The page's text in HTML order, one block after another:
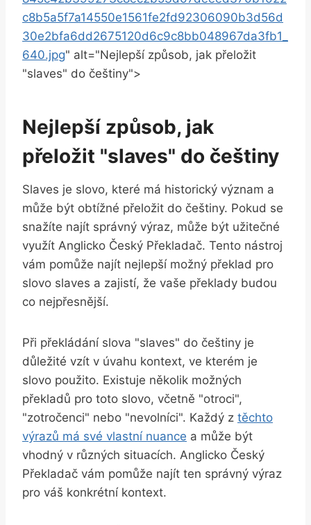
c8b5a5f7a14550e1561fe2fd92306090b3d56d
30e2bfa6dd2675120d6c9c8bb048967da3fb1_
640.jpg" alt="Nejlepší‌ způsob, jak přeložit‍
"slaves" do češtiny">
Nejlepší způsob, jak
přeložit "slaves" do ⁢češtiny
Slaves je slovo,‌ které má historický význam a
může být obtížné přeložit do češtiny. ⁤Pokud se
snažíte najít správný výraz, může být užitečné
využít Anglicko‌ Český ​Překladač. ⁣Tento nástroj
vám pomůže najít nejlepší možný​ překlad pro
slovo slaves a zajistí, že vaše překlady budou​
co nejpřesnější.
Při ⁣překládání slova "slaves" ⁢do češtiny je
důležité vzít v úvahu kontext, ve ⁣kterém ‌je
slovo použito. Existuje několik možných
překladů pro toto slovo, ⁤včetně "otroci",
"zotročenci" nebo​ "nevolníci". Každý z těchto
výrazů má ⁤své vlastní nuance a‍ může být
vhodný v různých situacích.⁢ Anglicko Český
Překladač vám pomůže najít ten správný výraz
pro váš konkrétní kontext.